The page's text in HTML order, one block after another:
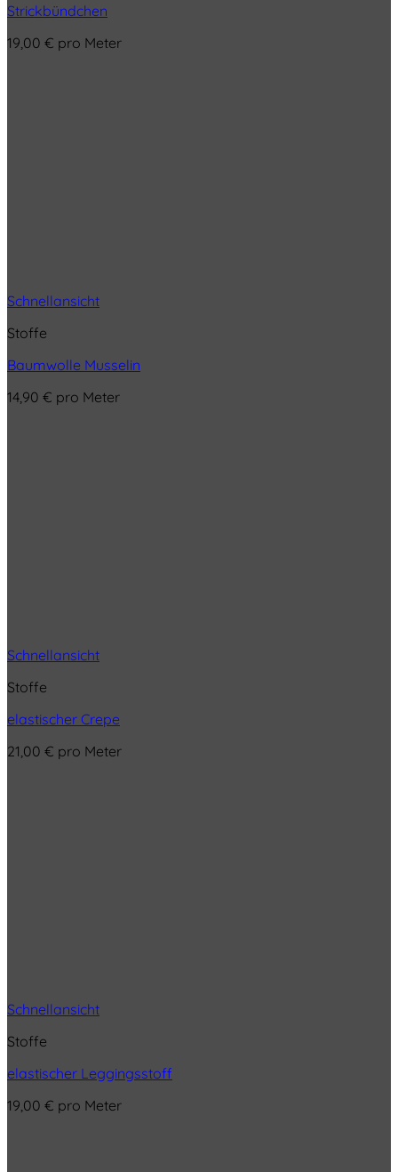
Strickbündchen
19,00 € pro Meter
Schnellansicht
Stoffe
Baumwolle Musselin
14,90 € pro Meter
Schnellansicht
Stoffe
elastischer Crepe
21,00 € pro Meter
Schnellansicht
Stoffe
elastischer Leggingsstoff
19,00 € pro Meter